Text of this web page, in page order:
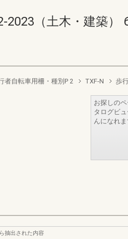
（土木・建築）
者自転車用柵・種別P 2 TXF-N
歩
お探しの
タログビ
んになれま
抽出された内容